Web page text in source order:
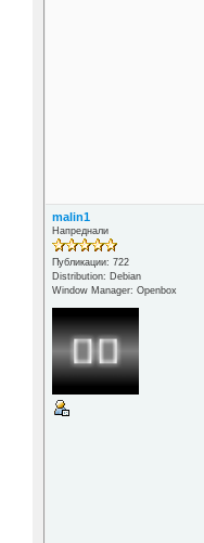
malin1
Напреднали
Публикации: 722
Distribution: Debian
Window Manager: Openbox